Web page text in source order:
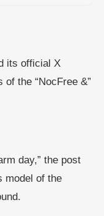
its official X
the “NocFree &”
day,” the post
model of the